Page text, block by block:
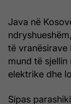
Java në
të vranësirave
mund të sjellin
elektrike dhe
Sipas